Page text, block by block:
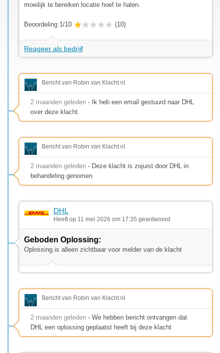
moeilijk te bereiken locatie hoef te halen.
Beoordeling 1/10 (10)
Reageer als bedrijf
Bericht van Robin van Klacht.nl
2 maanden geleden - Ik heb een email gestuurd naar DHL
over deze klacht.
Bericht van Robin van Klacht.nl
2 maanden geleden - Deze klacht is zojuist door DHL in
behandeling genomen
DHL
Heeft op 11 mei 2026 om 17:35 geantwoord
Geboden Oplossing:
Oplossing is alleen zichtbaar voor melder van de klacht
Bericht van Robin van Klacht.nl
2 maanden geleden - We hebben bericht ontvangen dat
DHL een oplossing geplaatst heeft bij deze klacht